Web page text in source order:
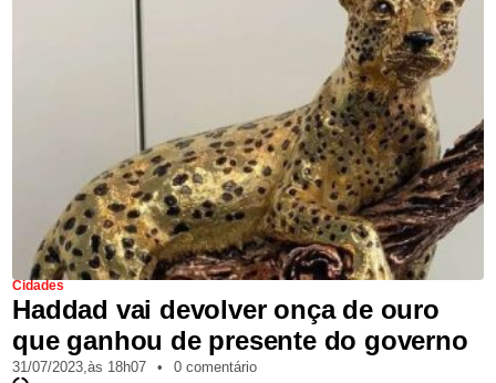
Cidades
Haddad vai devolver onça de ouro
que ganhou de presente do governo
31/07/2023,às 18h07 • 0 comentário